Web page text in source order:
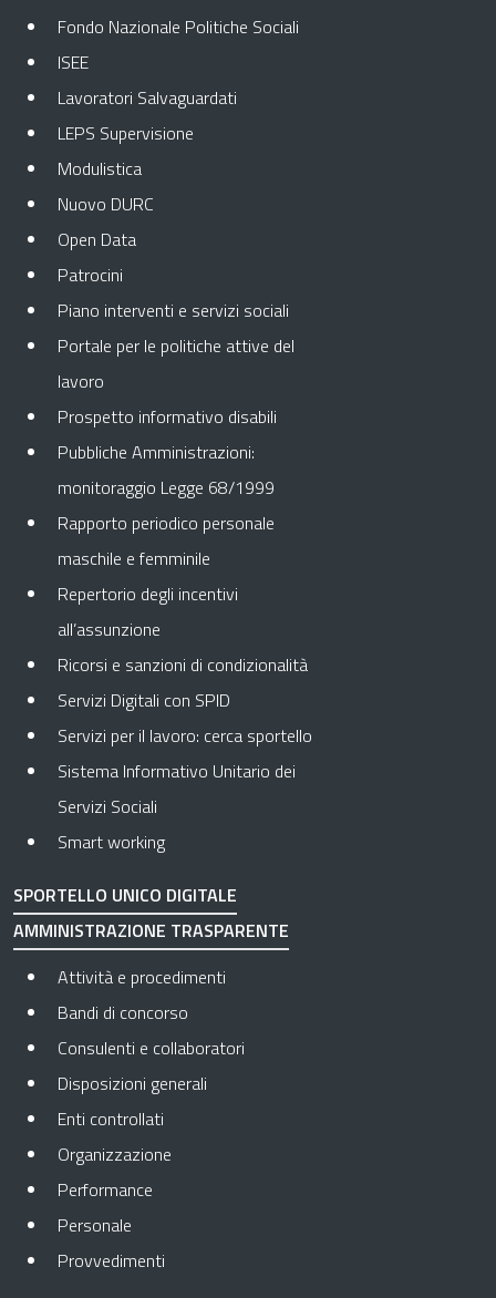
Fondo Nazionale Politiche Sociali
ISEE
Lavoratori Salvaguardati
LEPS Supervisione
Modulistica
Nuovo DURC
Open Data
Patrocini
Piano interventi e servizi sociali
Portale per le politiche attive del
lavoro
Prospetto informativo disabili
Pubbliche Amministrazioni:
monitoraggio Legge 68/1999
Rapporto periodico personale
maschile e femminile
Repertorio degli incentivi
all’assunzione
Ricorsi e sanzioni di condizionalità
Servizi Digitali con SPID
Servizi per il lavoro: cerca sportello
Sistema Informativo Unitario dei
Servizi Sociali
Smart working
SPORTELLO UNICO DIGITALE
AMMINISTRAZIONE TRASPARENTE
Attività e procedimenti
Bandi di concorso
Consulenti e collaboratori
Disposizioni generali
Enti controllati
Organizzazione
Performance
Personale
Provvedimenti